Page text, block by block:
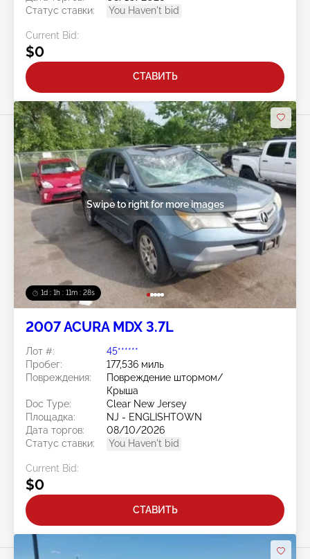
Статус ставки:
You Haven't bid
Current Bid:
$0
СТАВИТЬ
1d : 1h : 11m : 25s
Swipe to right for more images
2007 ACURA MDX 3.7L
Лот #:
45******
Пробег:
177,536 миль
Повреждения:
Повреждение штормом/
Крыша
Doc Type:
Clear New Jersey
Площадка:
NJ - ENGLISHTOWN
Дата торгов:
08/10/2026
Статус ставки:
You Haven't bid
Current Bid:
$0
СТАВИТЬ